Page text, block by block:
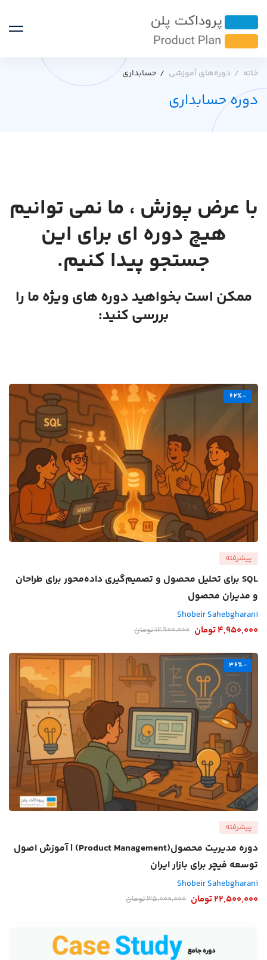
خانه دوره‌های آموزشی حسابداری
دوره حسابداری
با عرض پوزش ، ما نمی توانیم
هیچ دوره ای برای این
جستجو پیدا کنیم.
ممکن است بخواهید دوره های ویژه ما را
بررسی کنید:
-62%
پیشرفته
SQL برای تحلیل محصول و تصمیم‌گیری داده‌محور برای طراحان
و مدیران محصول
Shobeir Sahebgharani
4,950,000تومان 12,900,000تومان
-36%
پیشرفته
دوره مدیریت محصول(Product Management) | آموزش اصول
توسعه فیچر برای بازار ایران
Shobeir Sahebgharani
22,500,000تومان 35,000,000تومان